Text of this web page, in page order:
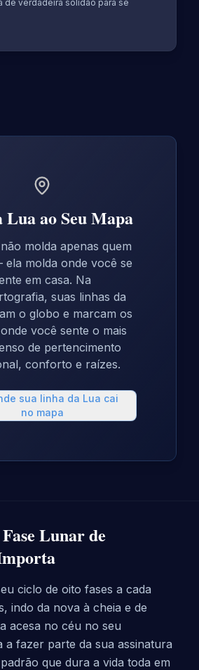
de verdadeira solidão para se
Lua ao Seu Mapa
molda apenas quem
molda onde você se
em casa. Na
suas linhas da
o globo e marcam os
você sente o mais
de pertencimento
conforto e raízes.
sua linha da Lua cai
no mapa
Lunar de
ciclo de oito fases a cada
indo da nova à cheia e de
acesa no céu no seu
a fazer parte da sua assinatura
que dura a vida toda em